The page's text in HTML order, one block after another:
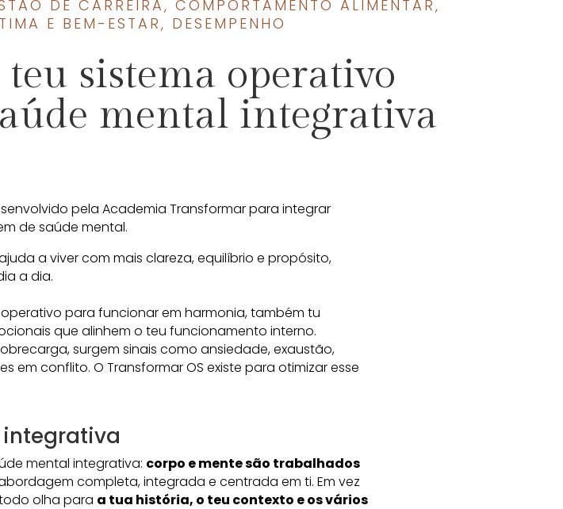
DE CARREIRA , COMPORTAMENTO ALIMENTAR ,
E BEM-ESTAR , DESEMPENHO
sistema operativo
mental integrativa
pela Academia Transformar para integrar
de saúde mental.
a viver com mais clareza, equilíbrio e propósito,
a dia.
para funcionar em harmonia, também tu
que alinhem o teu funcionamento interno.
surgem sinais como ansiedade, exaustão,
conflito. O Transformar OS existe para otimizar esse
mental integrativa: corpo e mente são trabalhados
completa, integrada e centrada em ti. Em vez
olha para a tua história, o teu contexto e os vários